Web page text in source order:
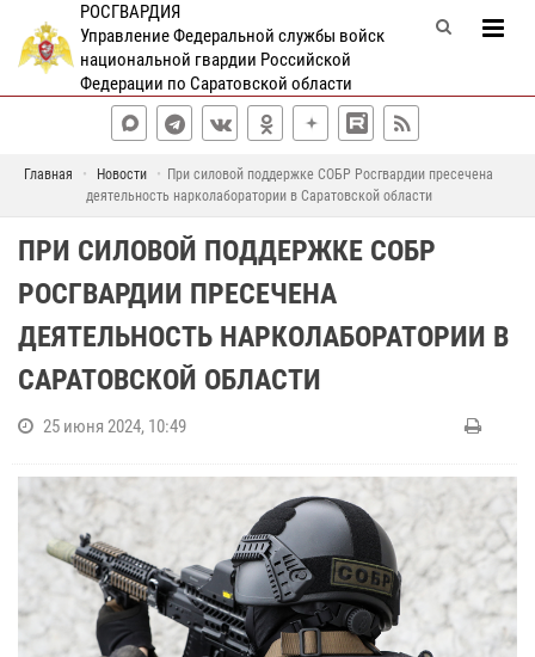
РОСГВАРДИЯ
Управление Федеральной службы войск
национальной гвардии Российской
Федерации по Саратовской области
Главная Новости
При силовой поддержке СОБР Росгвардии пресечена
деятельность нарколаборатории в Саратовской области
ПРИ СИЛОВОЙ ПОДДЕРЖКЕ СОБР
РОСГВАРДИИ ПРЕСЕЧЕНА
ДЕЯТЕЛЬНОСТЬ НАРКОЛАБОРАТОРИИ В
САРАТОВСКОЙ ОБЛАСТИ
25 июня 2024, 10:49